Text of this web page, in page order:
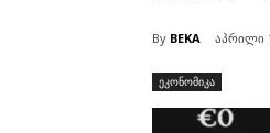
By BEKA აპრილი
ეკონომიკა